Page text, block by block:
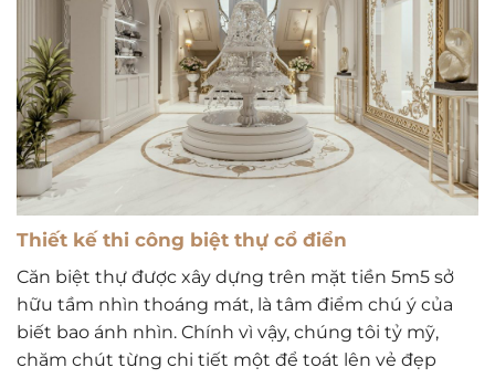
Thiết kế thi công biệt thự cổ điển
Căn biệt thự được xây dựng trên mặt tiền 5m5 sở
hữu tầm nhìn thoáng mát, là tâm điểm chú ý của
biết bao ánh nhìn. Chính vì vậy, chúng tôi tỷ mỹ,
chăm chút từng chi tiết một để toát lên vẻ đẹp